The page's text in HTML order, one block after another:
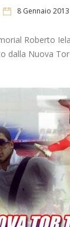
8 Gennaio 2013
Roberto
dalla Nuova